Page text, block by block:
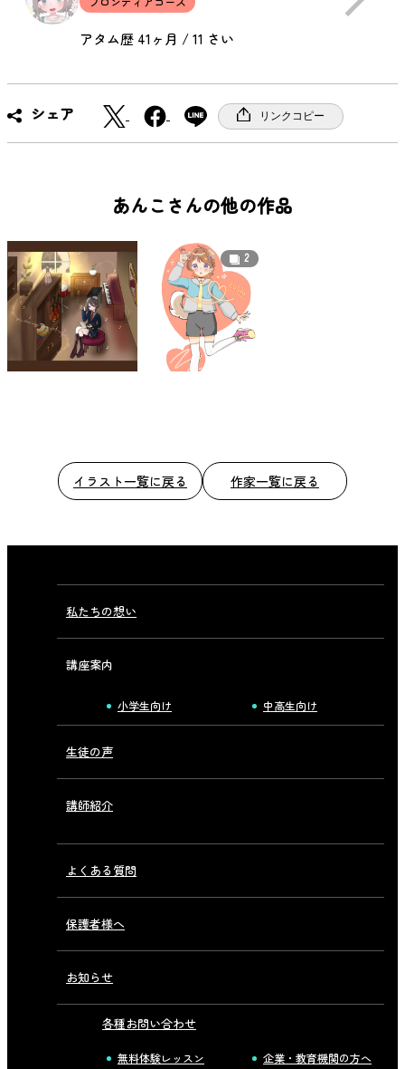
アタム歴 41ヶ月 / 11 さい
シェア
a
c
o
k
リンクコピー
あんこさんの他の作品
2
イラスト一覧に戻る 作家一覧に戻る
私たちの想い
講座案内
小学生向け 中高生向け
生徒の声
講師紹介
よくある質問
保護者様へ
お知らせ
各種お問い合わせ
無料体験レッスン 企業・教育機関の方へ